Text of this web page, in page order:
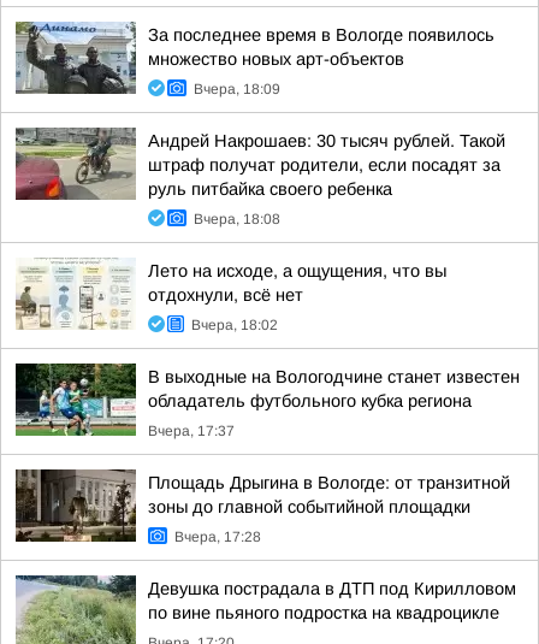
За последнее время в Вологде появилось
множество новых арт-объектов
Вчера, 18:09
Андрей Накрошаев: 30 тысяч рублей. Такой
штраф получат родители, если посадят за
руль питбайка своего ребенка
Вчера, 18:08
Лето на исходе, а ощущения, что вы
отдохнули, всё нет
Вчера, 18:02
В выходные на Вологодчине станет известен
обладатель футбольного кубка региона
Вчера, 17:37
Площадь Дрыгина в Вологде: от транзитной
зоны до главной событийной площадки
Вчера, 17:28
Девушка пострадала в ДТП под Кирилловом
по вине пьяного подростка на квадроцикле